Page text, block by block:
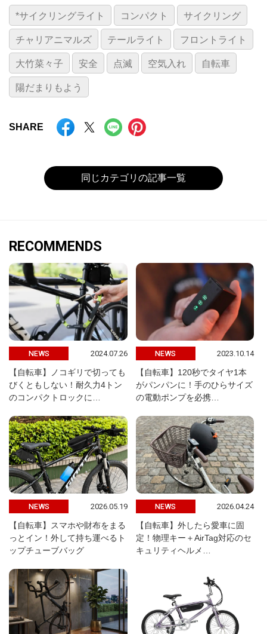
*サイクリングライト コンパクト サイクリング
チャリアニマルズ テールライト フロントライト
大竹菜々子 安全 点滅 空気入れ 自転車
陽だまりもよう
SHARE
同じカテゴリの記事一覧
RECOMMENDS
NEWS 2024.07.26
【自転車】ノコギリで切っても
びくともしない！耐久力4トン
のコンパクトロックに…
NEWS 2023.10.14
【自転車】120秒でタイヤ1本
がパンパンに！手のひらサイズ
の電動ポンプを必携…
NEWS 2026.05.19
【自転車】スマホや財布をまる
っとイン！外して持ち運べるト
ップチューブバッグ
NEWS 2026.04.24
【自転車】外したら愛車に固
定！物理キー＋AirTag対応のセ
キュリティヘルメ…